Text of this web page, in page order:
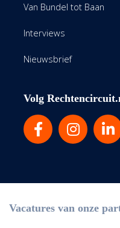
Van Bundel tot Baan
Interviews
Nieuwsbrief
Volg
Vacatures van onze